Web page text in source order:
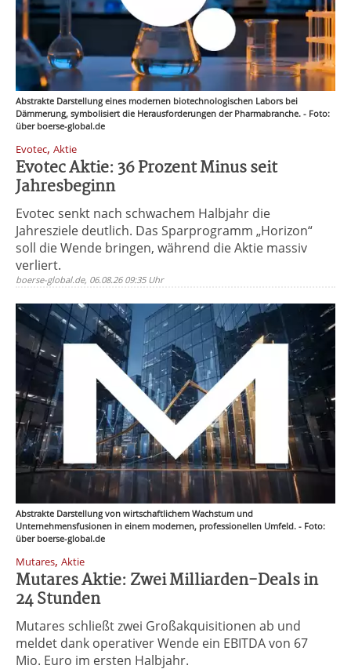
Abstrakte Darstellung eines modernen biotechnologischen Labors bei
Dämmerung, symbolisiert die Herausforderungen der Pharmabranche. - Foto:
über boerse-global.de
Evotec, Aktie
Evotec Aktie: 36 Prozent Minus seit
Jahresbeginn
Evotec senkt nach schwachem Halbjahr die
Jahresziele deutlich. Das Sparprogramm „Horizon“
soll die Wende bringen, während die Aktie massiv
verliert.
boerse-global.de, 06.08.26 09:35 Uhr
Abstrakte Darstellung von wirtschaftlichem Wachstum und
Unternehmensfusionen in einem modernen, professionellen Umfeld. - Foto:
über boerse-global.de
Mutares, Aktie
Mutares Aktie: Zwei Milliarden-Deals in
24 Stunden
Mutares schließt zwei Großakquisitionen ab und
meldet dank operativer Wende ein EBITDA von 67
Mio. Euro im ersten Halbjahr.